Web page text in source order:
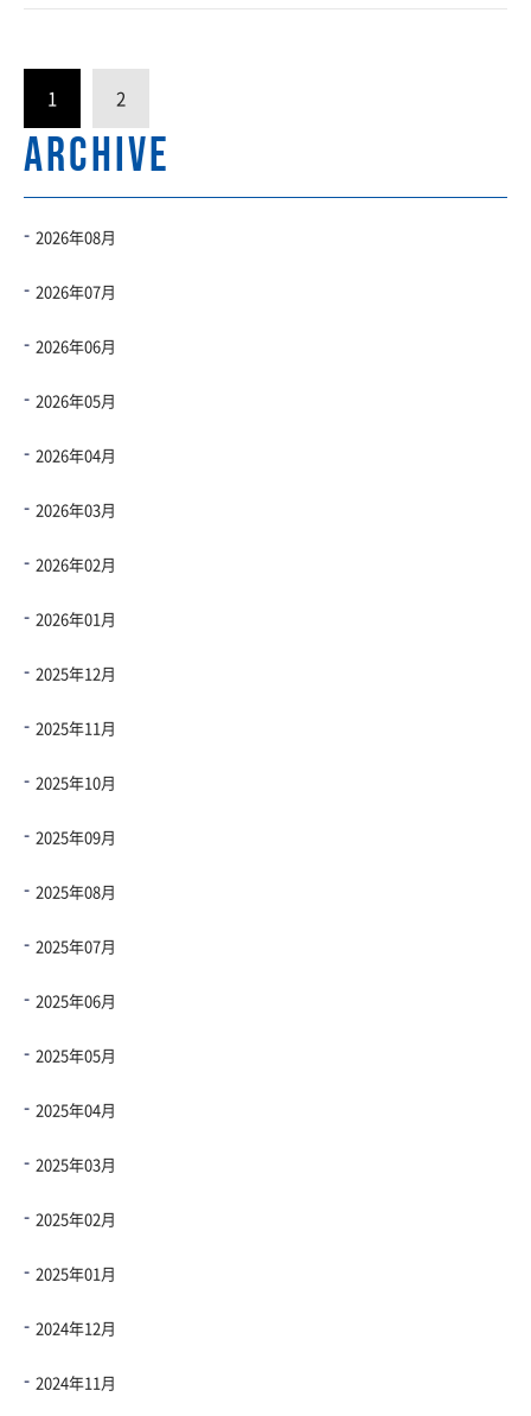
1 2
ARCHIVE
2026年08月
2026年07月
2026年06月
2026年05月
2026年04月
2026年03月
2026年02月
2026年01月
2025年12月
2025年11月
2025年10月
2025年09月
2025年08月
2025年07月
2025年06月
2025年05月
2025年04月
2025年03月
2025年02月
2025年01月
2024年12月
2024年11月